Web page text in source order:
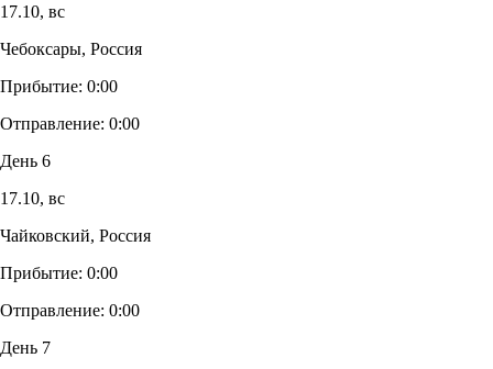
17.10, вс
Чебоксары, Россия
Прибытие: 0:00
Отправление: 0:00
День 6
17.10, вс
Чайковский, Россия
Прибытие: 0:00
Отправление: 0:00
День 7